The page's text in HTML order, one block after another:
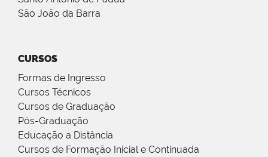
São João da Barra
CURSOS
Formas de Ingresso
Cursos Técnicos
Cursos de Graduação
Pós-Graduação
Educação a Distância
Cursos de Formação Inicial e Continuada